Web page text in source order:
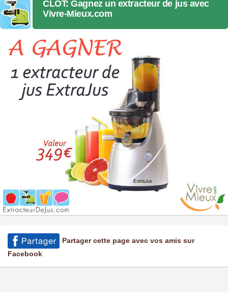
CLOT: Gagnez un extracteur de jus avec
Vivre-Mieux.com
Partager cette page avec vos amis sur
Facebook